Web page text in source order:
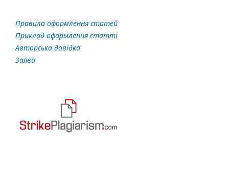
Правила оформлення статей
Приклад оформлення статті
Авторська довідка
Заява